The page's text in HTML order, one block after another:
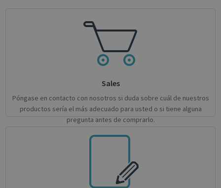
Sales
Póngase en contacto con nosotros si duda sobre cuál de nuestros
productos sería el más adecuado para usted o si tiene alguna
pregunta antes de comprarlo.
Provider /